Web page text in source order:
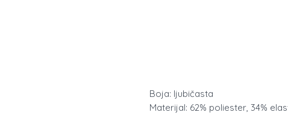
Boja: ljubičasta
Materijal: 62% poliester, 34%